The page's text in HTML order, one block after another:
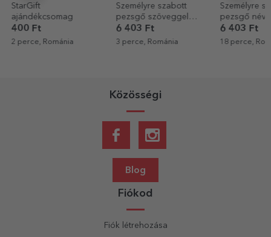
StarGift
ajándékcsomag
400 Ft
2 perce, Románia
Személyre szabott
pezsgő szöveggel
születésnapokra -
Arany
6 403 Ft
3 perce, Románia
Személyre
pezsgő
6 403 Ft
18 perce,
Közösségi
Blog
Fiókod
Fiók létrehozása